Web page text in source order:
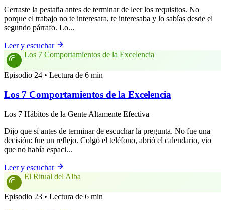
Cerraste la pestaña antes de terminar de leer los requisitos. No
porque el trabajo no te interesara, te interesaba y lo sabías desde el
segundo párrafo. Lo...
Leer y escuchar
Los 7 Comportamientos de la Excelencia
Episodio 24 • Lectura de 6 min
Los 7 Comportamientos de la Excelencia
Los 7 Hábitos de la Gente Altamente Efectiva
Dijo que sí antes de terminar de escuchar la pregunta. No fue una
decisión: fue un reflejo. Colgó el teléfono, abrió el calendario, vio
que no había espaci...
Leer y escuchar
El Ritual del Alba
Episodio 23 • Lectura de 6 min